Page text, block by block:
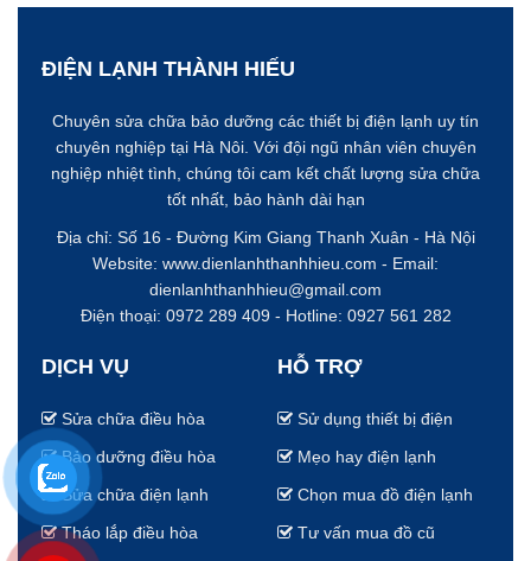
ĐIỆN LẠNH THÀNH HIẾU
Chuyên sửa chữa bảo dưỡng các thiết bị điện lạnh uy tín
chuyên nghiệp tại Hà Nôi. Với đội ngũ nhân viên chuyên
nghiệp nhiệt tình, chúng tôi cam kết chất lượng sửa chữa
tốt nhất, bảo hành dài hạn
Địa chỉ: Số 16 - Đường Kim Giang Thanh Xuân - Hà Nội
Website: www.dienlanhthanhhieu.com - Email:
dienlanhthanhhieu@gmail.com
Điện thoại: 0972 289 409 - Hotline: 0927 561 282
DỊCH VỤ
Sửa chữa điều hòa
Bảo dưỡng điều hòa
Sửa chữa điện lạnh
Tháo lắp điều hòa
HỖ TRỢ
Sử dụng thiết bị điện
Mẹo hay điện lạnh
Chọn mua đồ điện lạnh
Tư vấn mua đồ cũ